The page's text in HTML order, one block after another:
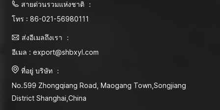
สายด่วนรวมแห่งชาติ ：
โทร : 86-021-56980111
ส่งอีเมลถึงเรา ：
อีเมล : export@shbxyl.com
ที่อยู่ บริษัท ：
No.599 Zhongqiang Road, Maogang Town,Songjiang
District Shanghai,China